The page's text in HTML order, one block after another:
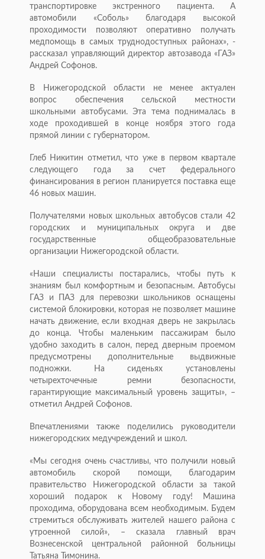
транспортировке экстренного пациента. А
автомобили «Соболь» благодаря высокой
проходимости позволяют оперативно получать
медпомощь в самых труднодоступных районах», -
рассказал управляющий директор автозавода «ГАЗ»
Андрей Софонов.
В Нижегородской области не менее актуален
вопрос обеспечения сельской местности
школьными автобусами. Эта тема поднималась в
ходе проходившей в конце ноября этого года
прямой линии с губернатором.
Глеб Никитин отметил, что уже в первом квартале
следующего года за счет федерального
финансирования в регион планируется поставка еще
46 новых машин.
Получателями новых школьных автобусов стали 42
городских и муниципальных округа и две
государственные общеобразовательные
организации Нижегородской области.
«Наши специалисты постарались, чтобы путь к
знаниям был комфортным и безопасным. Автобусы
ГАЗ и ПАЗ для перевозки школьников оснащены
системой блокировки, которая не позволяет машине
начать движение, если входная дверь не закрылась
до конца. Чтобы маленьким пассажирам было
удобно заходить в салон, перед дверным проемом
предусмотрены дополнительные выдвижные
подножки. На сиденьях установлены
четырехточечные ремни безопасности,
гарантирующие максимальный уровень защиты», –
отметил Андрей Софонов.
Впечатлениями также поделились руководители
нижегородских медучреждений и школ.
«Мы сегодня очень счастливы, что получили новый
автомобиль скорой помощи, благодарим
правительство Нижегородской области за такой
хороший подарок к Новому году! Машина
проходима, оборудована всем необходимым. Будем
стремиться обслуживать жителей нашего района с
утроенной силой», – сказала главный врач
Вознесенской центральной районной больницы
Татьяна Тимонина.